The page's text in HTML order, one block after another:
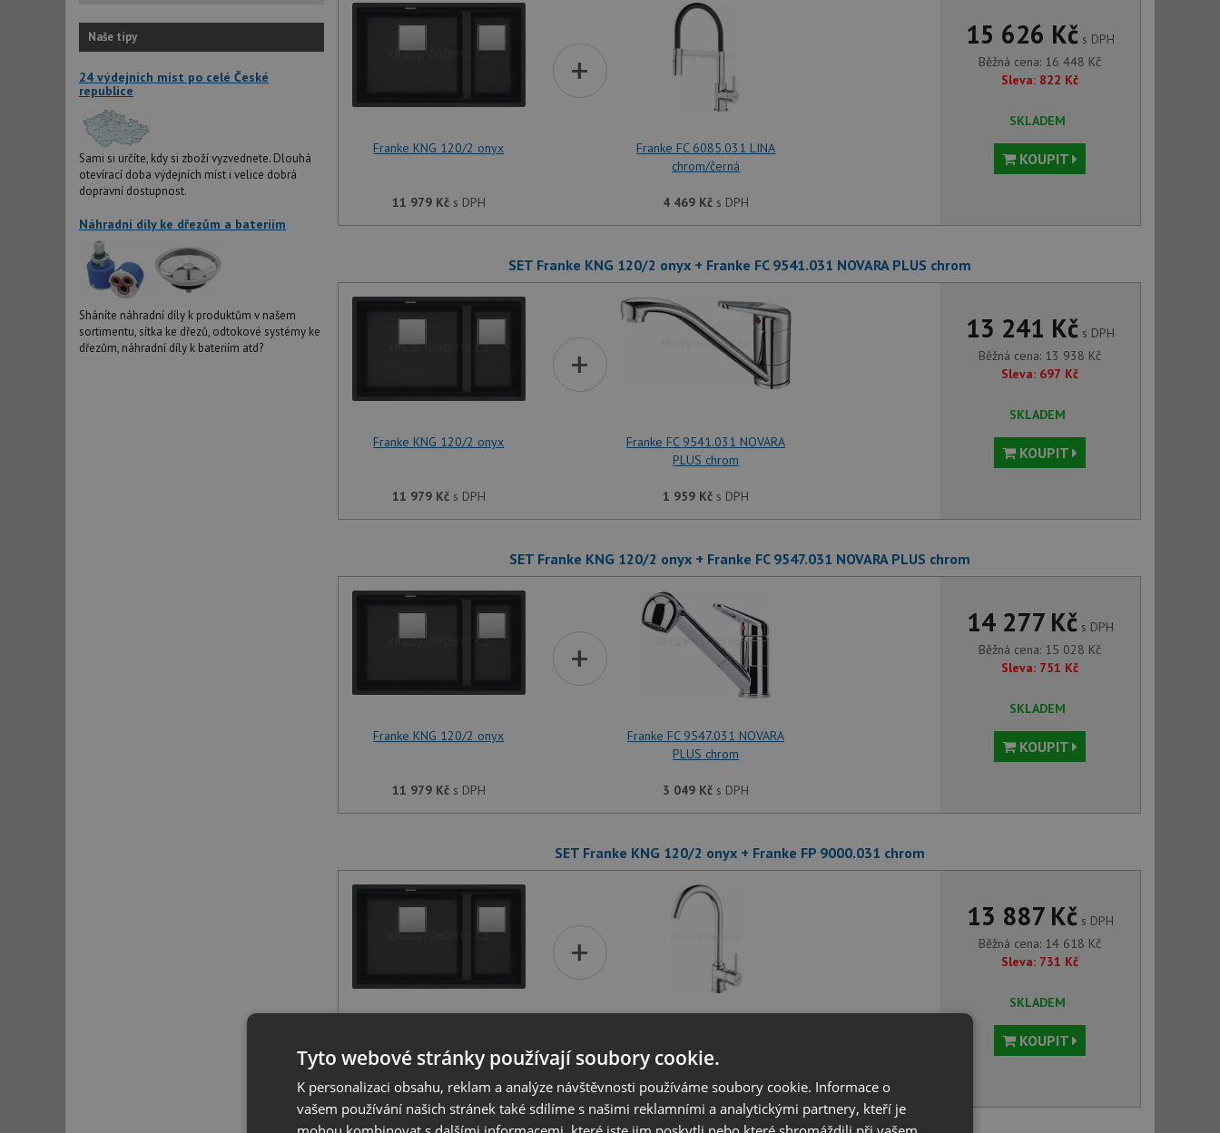
Naše tipy
24 výdejních míst po celé České
republice
Sami si určíte, kdy si zboží vyzvednete. Dlouhá
otevírací doba výdejních míst i velice dobrá
dopravní dostupnost.
Náhradní díly ke dřezům a bateriím
Sháníte náhradní díly k produktům v našem
sortimentu, sítka ke dřezů, odtokové systémy ke
dřezům, náhradní díly k bateriím atd?
Franke KNG 120/2 onyx
11 979 Kčs DPH
+
Franke FC 6085.031 LINA
chrom/černá
4 469 Kč s DPH
15 626 Kčs DPH
Běžná cena: 16 448 Kč
Sleva: 822 Kč
SKLADEM
KOUPIT
SET Franke KNG 120/2 onyx + Franke FC 9541.031 NOVARA PLUS chrom
Franke KNG 120/2 onyx
11 979 Kčs DPH
+
Franke FC 9541.031 NOVARA
PLUS chrom
1 959 Kč s DPH
13 241 Kčs DPH
Běžná cena: 13 938 Kč
Sleva: 697 Kč
SKLADEM
KOUPIT
SET Franke KNG 120/2 onyx + Franke FC 9547.031 NOVARA PLUS chrom
Franke KNG 120/2 onyx
11 979 Kčs DPH
+
Franke FC 9547.031 NOVARA
PLUS chrom
3 049 Kč s DPH
14 277 Kčs DPH
Běžná cena: 15 028 Kč
Sleva: 751 Kč
SKLADEM
KOUPIT
SET Franke KNG 120/2 onyx + Franke FP 9000.031 chrom
11 979 Kčs DPH
+
2 639 Kčs DPH
13 887 Kčs DPH
Běžná cena: 14 618 Kč
Sleva: 731 Kč
SKLADEM
KOUPIT
Tyto webové stránky používají soubory cookie.
K personalizaci obsahu, reklam a analýze návštěvnosti používáme soubory cookie. Informace o
vašem používání našich stránek také sdílíme s našimi reklamními a analytickými partnery, kteří je